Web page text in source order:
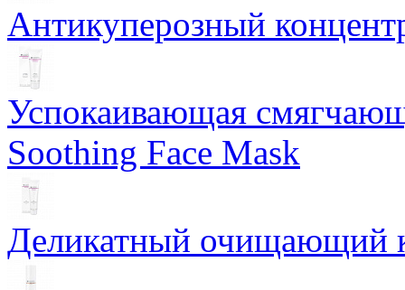
Антикуперозный
Успокаивающая
Soothing Face Mask
Деликатный очищающий